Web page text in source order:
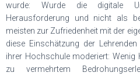
wurde: Wurde die digitale
Herausforderung und nicht als
meisten zur Zufriedenheit mit der
diese Einschätzung der
ihrer Hochschule moderiert: Wenig
zu vermehrtem